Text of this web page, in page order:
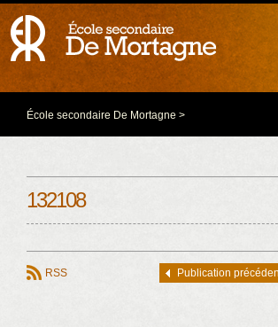
École secondaire De Mortagne >
132108
RSS Publication